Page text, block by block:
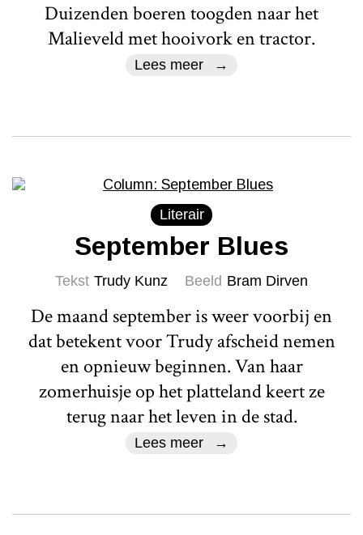
Duizenden boeren toogden naar het
Malieveld met hooivork en tractor.
Lees meer
Literair
September Blues
Tekst Trudy Kunz Beeld Bram Dirven
De maand september is weer voorbij en
dat betekent voor Trudy afscheid nemen
en opnieuw beginnen. Van haar
zomerhuisje op het platteland keert ze
terug naar het leven in de stad.
Lees meer